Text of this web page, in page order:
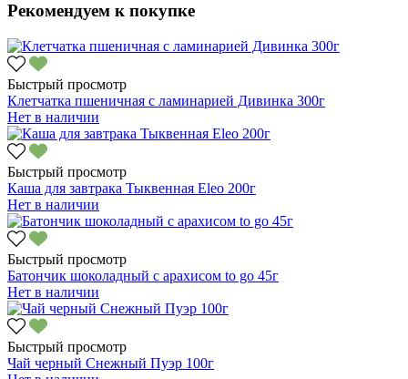
Рекомендуем к покупке
Быстрый просмотр
Клетчатка пшеничная с ламинарией Дивинка 300г
Нет в наличии
Быстрый просмотр
Каша для завтрака Тыквенная Eleo 200г
Нет в наличии
Быстрый просмотр
Батончик шоколадный с арахисом to go 45г
Нет в наличии
Быстрый просмотр
Чай черный Снежный Пуэр 100г